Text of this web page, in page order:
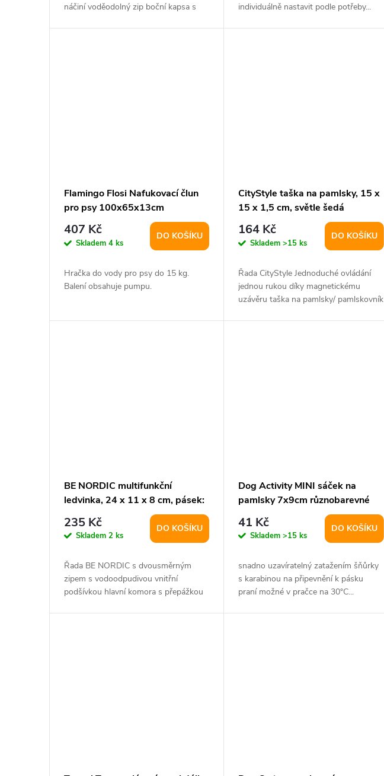
náčiní voděodolný zip boční kapsa s
individuálně nastavit podle potřeby...
Flamingo Flosi Nafukovací člun
pro psy 100x65x13cm
407 Kč
Skladem 4 ks
DO KOŠÍKU
Hračka do vody pro psy do 15 kg.
Balení obsahuje pumpu.
CityStyle taška na pamlsky, 15 x
15 x 1,5 cm, světle šedá
164 Kč
Skladem>15 ks
DO KOŠÍKU
Řada CityStyle Jednoduché ovládání
jednou rukou díky magnetickému
uzávěru taška na pamlsky/ pamlskovník
BE NORDIC multifunkční
ledvinka, 24 x 11 x 8 cm, pásek:
50-165 cm, písková
235 Kč
Skladem 2 ks
DO KOŠÍKU
Řada BE NORDIC s dvousměrným
zipem s vodoodpudivou vnitřní
podšívkou hlavní komora s přepážkou
Dog Activity MINI sáček na
pamlsky 7x9cm různobarevné
TRIXIE
41 Kč
Skladem>15 ks
DO KOŠÍKU
snadno uzavíratelný zatažením šňůrky
s karabinou na připevnění k pásku
praní možné v pračce na 30°C...